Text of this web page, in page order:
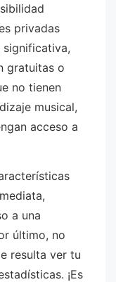
privadas
significativa,
gratuitas o
no tienen
musical,
acceso a
a una
último, no
resulta ver tu
¡Es